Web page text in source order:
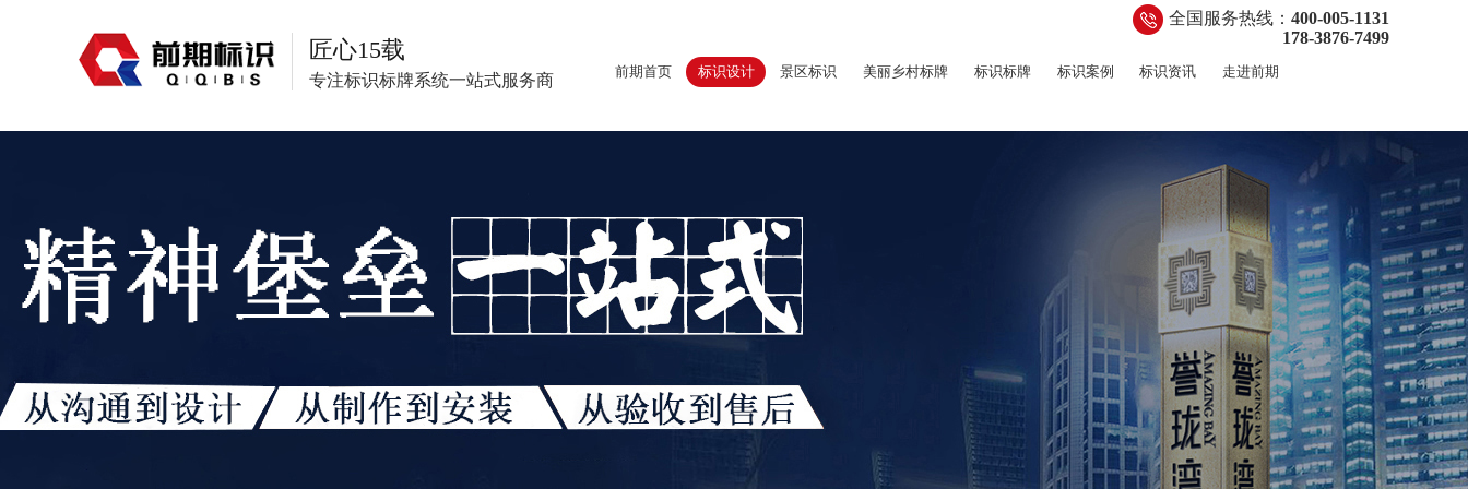
匠心15载
专注标识标牌系统一站式服务商
全国服务热线： 400-005-1131
178-3876-7499
前期首页 标识设计 景区标识 美丽乡村标牌 标识标牌 标识案例 标识资讯 走进前期